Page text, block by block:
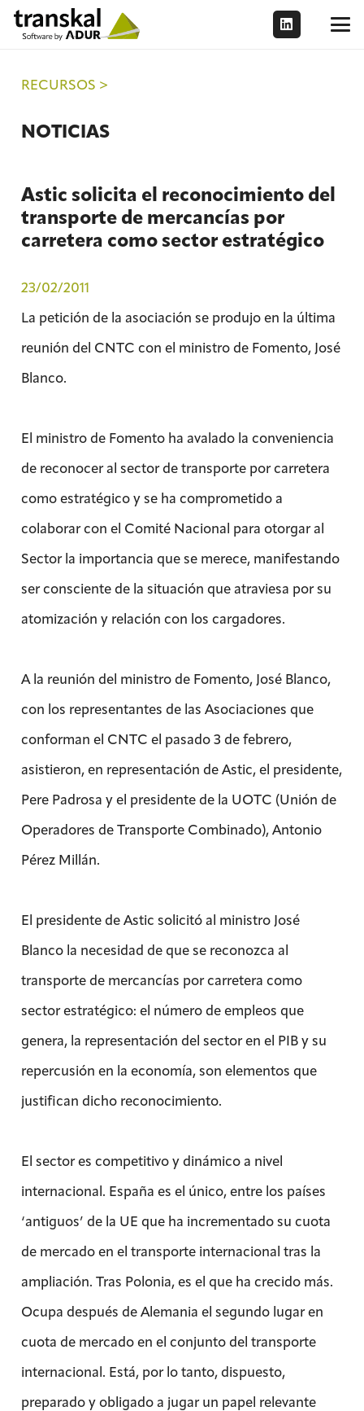
RECURSOS >
NOTICIAS
Astic solicita el reconocimiento del
transporte de mercancías por
carretera como sector estratégico
23/02/2011
La petición de la asociación se produjo en la última
reunión del CNTC con el ministro de Fomento, José
Blanco.
El ministro de Fomento ha avalado la conveniencia
de reconocer al sector de transporte por carretera
como estratégico y se ha comprometido a
colaborar con el Comité Nacional para otorgar al
Sector la importancia que se merece, manifestando
ser consciente de la situación que atraviesa por su
atomización y relación con los cargadores.
A la reunión del ministro de Fomento, José Blanco,
con los representantes de las Asociaciones que
conforman el CNTC el pasado 3 de febrero,
asistieron, en representación de Astic, el presidente,
Pere Padrosa y el presidente de la UOTC (Unión de
Operadores de Transporte Combinado), Antonio
Pérez Millán.
El presidente de Astic solicitó al ministro José
Blanco la necesidad de que se reconozca al
transporte de mercancías por carretera como
sector estratégico: el número de empleos que
genera, la representación del sector en el PIB y su
repercusión en la economía, son elementos que
justifican dicho reconocimiento.
El sector es competitivo y dinámico a nivel
internacional. España es el único, entre los países
‘antiguos’ de la UE que ha incrementado su cuota
de mercado en el transporte internacional tras la
ampliación. Tras Polonia, es el que ha crecido más.
Ocupa después de Alemania el segundo lugar en
cuota de mercado en el conjunto del transporte
internacional. Está, por lo tanto, dispuesto,
preparado y obligado a jugar un papel relevante